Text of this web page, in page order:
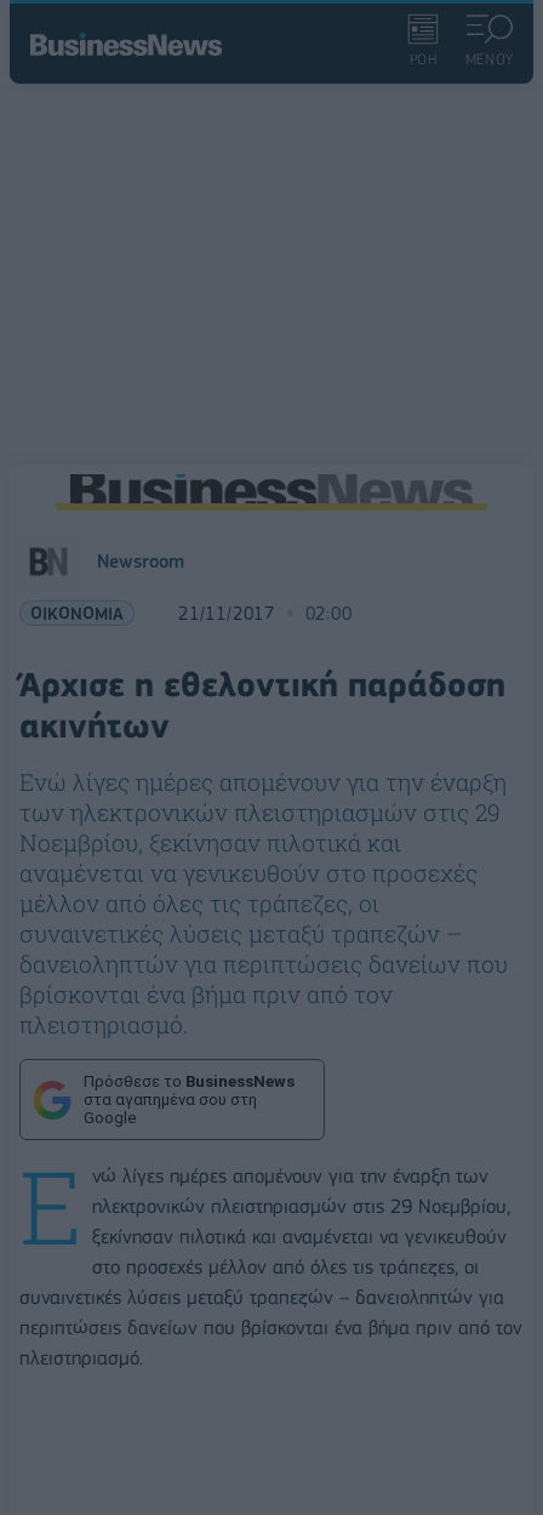
ΡΟΗ ΜΕΝΟΥ
Newsroom
ΟΙΚΟΝΟΜΙΑ 21/11/2017 02:00
Άρχισε η εθελοντική παράδοση
ακινήτων
Ενώ λίγες ημέρες απομένουν για την έναρξη
των ηλεκτρονικών πλειστηριασμών στις 29
Νοεμβρίου, ξεκίνησαν πιλοτικά και
αναμένεται να γενικευθούν στο προσεχές
μέλλον από όλες τις τράπεζες, οι
συναινετικές λύσεις μεταξύ τραπεζών –
δανειοληπτών για περιπτώσεις δανείων που
βρίσκονται ένα βήμα πριν από τον
πλειστηριασμό.
Πρόσθεσε το BusinessNews
στα αγαπημένα σου στη
Google
Ε
νώ λίγες ημέρες απομένουν για την έναρξη των
ηλεκτρονικών πλειστηριασμών στις 29 Νοεμβρίου,
ξεκίνησαν πιλοτικά και αναμένεται να γενικευθούν
στο προσεχές μέλλον από όλες τις τράπεζες, οι
συναινετικές λύσεις μεταξύ τραπεζών – δανειοληπτών για
περιπτώσεις δανείων που βρίσκονται ένα βήμα πριν από τον
πλειστηριασμό.